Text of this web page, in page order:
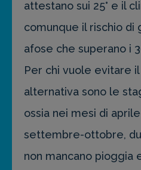
attestano sui 25° e il
comunque il rischio di
afose che superano i
Per chi vuole evitare
alternativa sono le
ossia nei mesi di
settembre-ottobre,
non mancano pioggia